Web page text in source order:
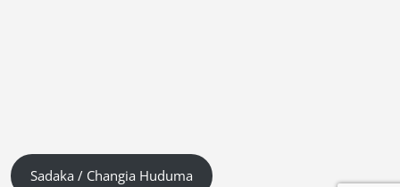
Sadaka / Changia Huduma